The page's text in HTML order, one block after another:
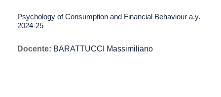
Psychology of Consumption and Financial Behaviour a.y.
2024-25
Docente: BARATTUCCI Massimiliano